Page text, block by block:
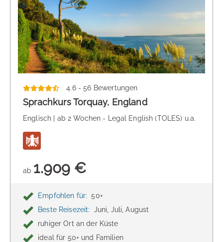
4.6 - 56 Bewertungen
Sprachkurs Torquay, England
Englisch | ab 2 Wochen - Legal English (TOLES) u.a.
ab 1.909 €
Empfohlen für: 50+
Beste Reisezeit:
Juni, Juli, August
ruhiger Ort an der Küste
ideal für 50+ und Familien